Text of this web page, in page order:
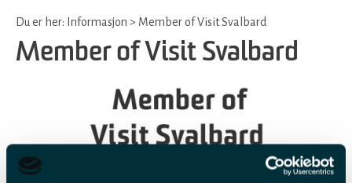
Du er her: Informasjon > Member of Visit Svalbard
Member of Visit Svalbard